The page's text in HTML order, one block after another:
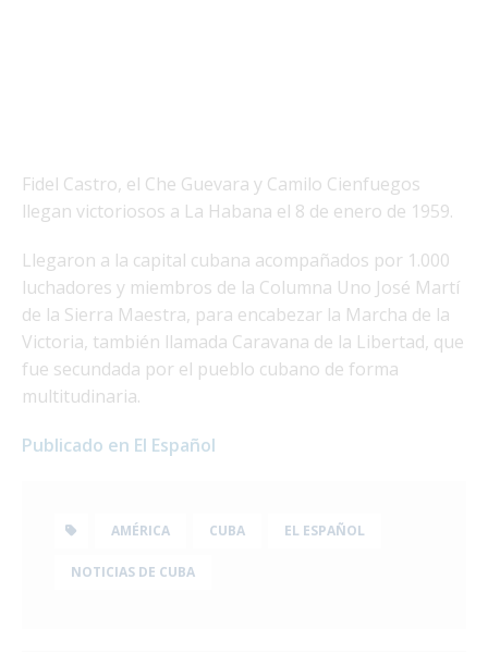
Fidel Castro, el Che Guevara y Camilo Cienfuegos
llegan victoriosos a La Habana el 8 de enero de 1959.
Llegaron a la capital cubana acompañados por 1.000
luchadores y miembros de la Columna Uno José Martí
de la Sierra Maestra, para encabezar la Marcha de la
Victoria, también llamada Caravana de la Libertad, que
fue secundada por el pueblo cubano de forma
multitudinaria.
Publicado en El Español
AMÉRICA CUBA EL ESPAÑOL
NOTICIAS DE CUBA